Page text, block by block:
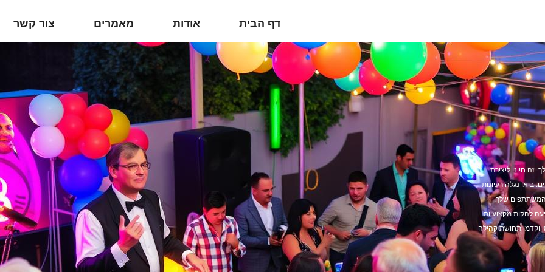
דף הבית אודות מאמרים צור קשר
זה חיוני ליצירת
בואו נגלה רעיונות
שלך.
להקות מקצועיות
וקדמו תחושת קהילה